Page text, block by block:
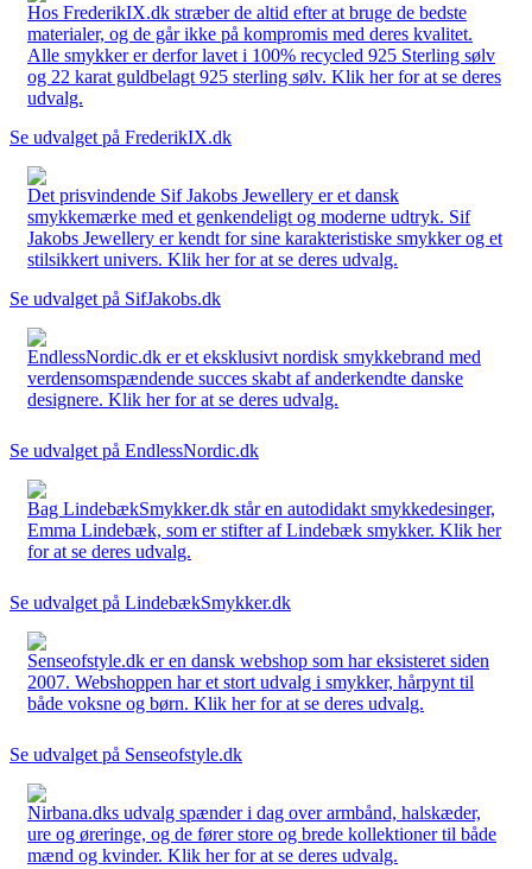
Hos FrederikIX.dk stræber de altid efter at bruge de bedste
materialer, og de går ikke på kompromis med deres kvalitet.
Alle smykker er derfor lavet i 100% recycled 925 Sterling sølv
og 22 karat guldbelagt 925 sterling sølv. Klik her for at se deres
udvalg.
Se udvalget på FrederikIX.dk
Det prisvindende Sif Jakobs Jewellery er et dansk
smykkemærke med et genkendeligt og moderne udtryk. Sif
Jakobs Jewellery er kendt for sine karakteristiske smykker og et
stilsikkert univers. Klik her for at se deres udvalg.
Se udvalget på SifJakobs.dk
EndlessNordic.dk er et eksklusivt nordisk smykkebrand med
verdensomspændende succes skabt af anderkendte danske
designere. Klik her for at se deres udvalg.
Se udvalget på EndlessNordic.dk
Bag LindebækSmykker.dk står en autodidakt smykkedesinger,
Emma Lindebæk, som er stifter af Lindebæk smykker. Klik her
for at se deres udvalg.
Se udvalget på LindebækSmykker.dk
Senseofstyle.dk er en dansk webshop som har eksisteret siden
2007. Webshoppen har et stort udvalg i smykker, hårpynt til
både voksne og børn. Klik her for at se deres udvalg.
Se udvalget på Senseofstyle.dk
Nirbana.dks udvalg spænder i dag over armbånd, halskæder,
ure og øreringe, og de fører store og brede kollektioner til både
mænd og kvinder. Klik her for at se deres udvalg.